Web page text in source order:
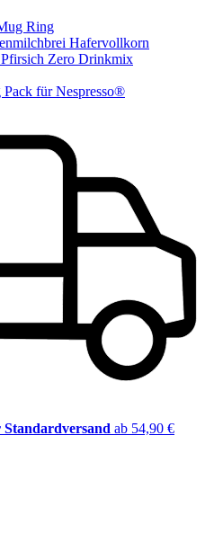
Ring
Hafervollkorn
Pfirsich Zero Drinkmix
Pack für Nespresso®
Standardversand ab 54,90 €